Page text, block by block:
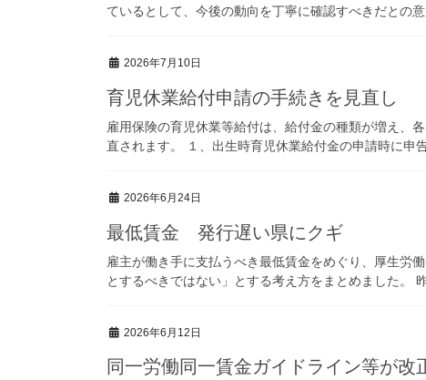
ているとして、今後の動向を丁寧に確認すべきだとの
2026年7月10日
育児休業給付申請の手続きを見直し
雇用保険の育児休業等給付は、給付金の種類が増え、
直されます。 １、出生時育児休業給付金の申請時に申
2026年6月24日
最低賃金 発行遅い県にクギ
雇主が働き手に支払うべき最低賃金をめぐり、厚生労
とするべきではない」とする考え方をまとめました。
2026年6月12日
同一労働同一賃金ガイドライン等が改